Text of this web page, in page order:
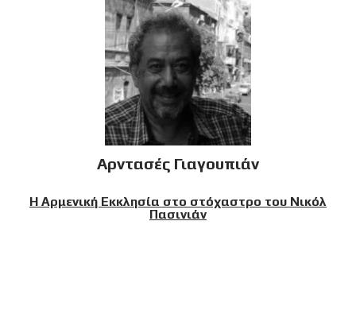
Αρντασές Γιαγουπιάν
Η Αρμενική Εκκλησία στο στόχαστρο του Νικόλ
Πασινιάν